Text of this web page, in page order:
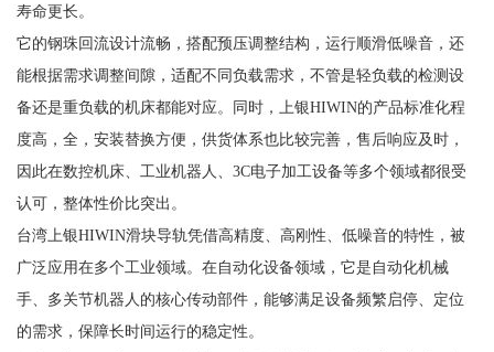
寿命更长。
它的钢珠回流设计流畅，搭配预压调整结构，运行顺滑低噪音，还
能根据需求调整间隙，适配不同负载需求，不管是轻负载的检测设
备还是重负载的机床都能对应。同时，上银HIWIN的产品标准化程
度高，全，安装替换方便，供货体系也比较完善，售后响应及时，
因此在数控机床、工业机器人、3C电子加工设备等多个领域都很受
认可，整体性价比突出。
台湾上银HIWIN滑块导轨凭借高精度、高刚性、低噪音的特性，被
广泛应用在多个工业领域。在自动化设备领域，它是自动化机械
手、多关节机器人的核心传动部件，能够满足设备频繁启停、定位
的需求，保障长时间运行的稳定性。